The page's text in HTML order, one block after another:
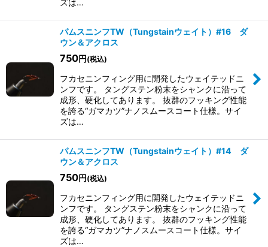
パムスニンフTW（Tungstainウェイト）#16 ダ
ウン＆アクロス
750円 (税込)
フカセニンフィング用に開発したウェイテッドニ
ンフです。 タングステン粉末をシャンクに沿って
成形、硬化してあります。 抜群のフッキング性能
を誇る“ガマカツ”ナノスムースコート仕様。 ​サイ
ズは…
パムスニンフTW（Tungstainウェイト）#14 ダ
ウン＆アクロス
750円 (税込)
フカセニンフィング用に開発したウェイテッドニ
ンフです。 タングステン粉末をシャンクに沿って
成形、硬化してあります。 抜群のフッキング性能
を誇る“ガマカツ”ナノスムースコート仕様。 ​サイ
ズは…